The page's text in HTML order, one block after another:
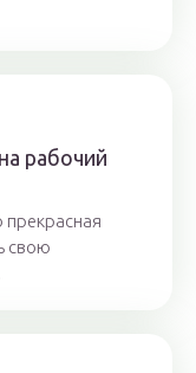
рабочий
свою